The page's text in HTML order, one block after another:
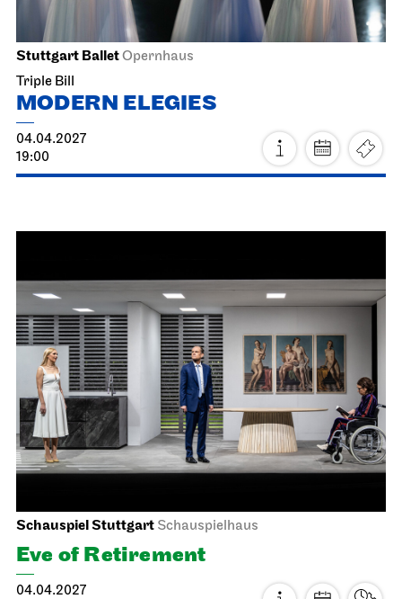
Stuttgart BalletOpernhaus
Triple Bill
MODERN ELEGIES
04.04.2027
19:00
Schauspiel Stuttgart Schauspielhaus
Eve of Retirement
04.04.2027